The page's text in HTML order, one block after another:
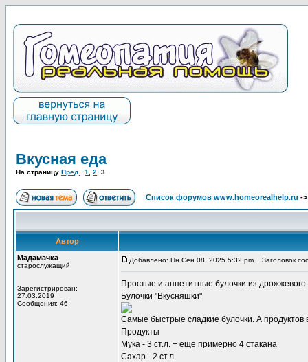
Вкусная еда
На страницу Пред. 1 2 3
Список форумов www.homeorealhelp.ru -
Автор
Мадамачка
старослужащий
Зарегистрирован:
27.03.2019
Сообщения: 46
Добавлено: Пн Сен 08, 2025 5:32 pm Заголовок
Простые и аппетитные булочки из дрожжевого
Булочки "Вкусняшки"
Самые быстрые сладкие булочки. А
Продукты
Мука - 3 ст.л. + еще примерно 4 стакана
Сахар - 2 ст.л.